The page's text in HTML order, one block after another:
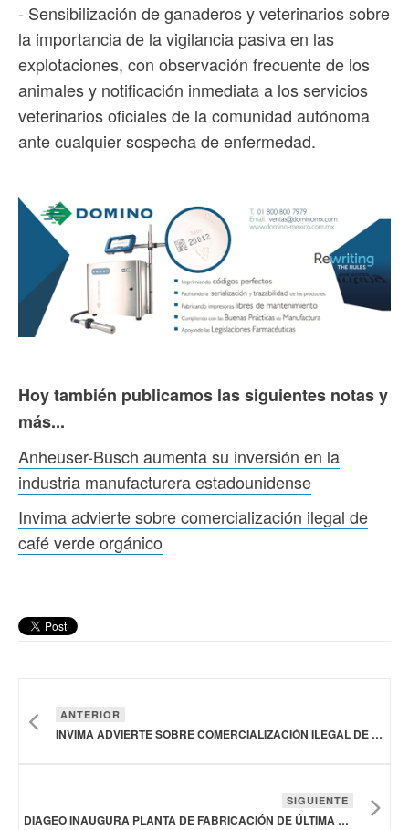
- Sensibilización de ganaderos y veterinarios sobre
la importancia de la vigilancia pasiva en las
explotaciones, con observación frecuente de los
animales y notificación inmediata a los servicios
veterinarios oficiales de la comunidad autónoma
ante cualquier sospecha de enfermedad.
Hoy también publicamos las siguientes notas y
más...
Anheuser-Busch aumenta su inversión en la
industria manufacturera estadounidense
Invima advierte sobre comercialización ilegal de
café verde orgánico
ANTERIOR
INVIMA ADVIERTE SOBRE COMERCIALIZACIÓN ILEGAL DE CAFÉ VERDE ORGÁNICO
SIGUIENTE
DIAGEO INAUGURA PLANTA DE FABRICACIÓN DE ÚLTIMA GENERACIÓN EN ALABAMA